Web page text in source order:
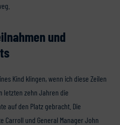
und
Kind klingen, wenn ich diese Zeilen
letzten zehn Jahren die
auf den Platz gebracht. Die
Carroll und General Manager John